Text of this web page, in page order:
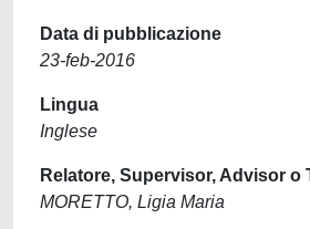
Data di pubblicazione
23-feb-2016
Lingua
Inglese
Relatore, Supervisor, Advisor o
MORETTO, Ligia Maria